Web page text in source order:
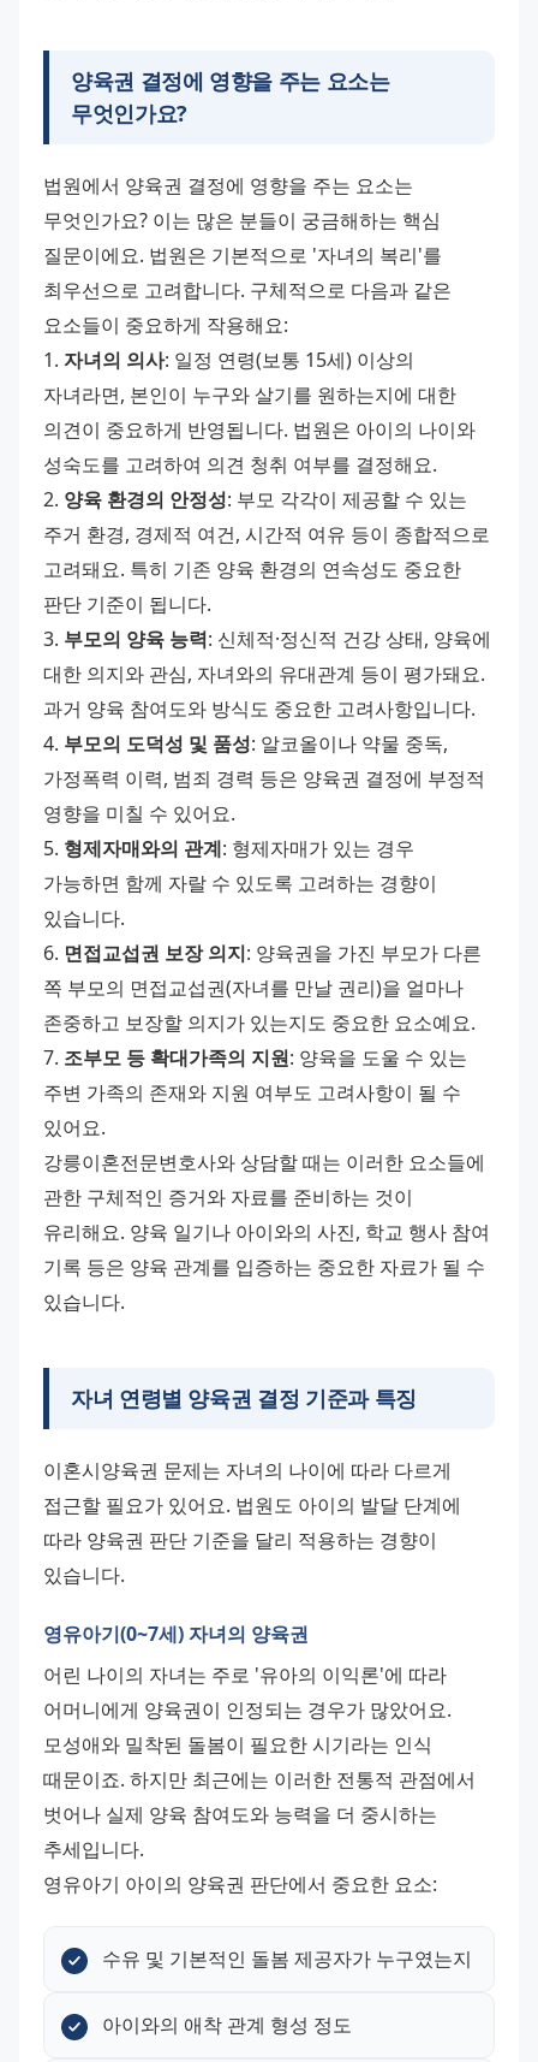
양육권 결정에 영향을 주는 요소는
무엇인가요?
법원에서 양육권 결정에 영향을 주는 요소는
무엇인가요? 이는 많은 분들이 궁금해하는 핵심
질문이에요. 법원은 기본적으로 '자녀의 복리'를
최우선으로 고려합니다. 구체적으로 다음과 같은
요소들이 중요하게 작용해요:
1. 자녀의 의사: 일정 연령(보통 15세) 이상의
자녀라면, 본인이 누구와 살기를 원하는지에 대한
의견이 중요하게 반영됩니다. 법원은 아이의 나이와
성숙도를 고려하여 의견 청취 여부를 결정해요.
2. 양육 환경의 안정성: 부모 각각이 제공할 수 있는
주거 환경, 경제적 여건, 시간적 여유 등이 종합적으로
고려돼요. 특히 기존 양육 환경의 연속성도 중요한
판단 기준이 됩니다.
3. 부모의 양육 능력: 신체적·정신적 건강 상태, 양육에
대한 의지와 관심, 자녀와의 유대관계 등이 평가돼요.
과거 양육 참여도와 방식도 중요한 고려사항입니다.
4. 부모의 도덕성 및 품성: 알코올이나 약물 중독,
가정폭력 이력, 범죄 경력 등은 양육권 결정에 부정적
영향을 미칠 수 있어요.
5. 형제자매와의 관계: 형제자매가 있는 경우
가능하면 함께 자랄 수 있도록 고려하는 경향이
있습니다.
6. 면접교섭권 보장 의지: 양육권을 가진 부모가 다른
쪽 부모의 면접교섭권(자녀를 만날 권리)을 얼마나
존중하고 보장할 의지가 있는지도 중요한 요소예요.
7. 조부모 등 확대가족의 지원: 양육을 도울 수 있는
주변 가족의 존재와 지원 여부도 고려사항이 될 수
있어요.
강릉이혼전문변호사와 상담할 때는 이러한 요소들에
관한 구체적인 증거와 자료를 준비하는 것이
유리해요. 양육 일기나 아이와의 사진, 학교 행사 참여
기록 등은 양육 관계를 입증하는 중요한 자료가 될 수
있습니다.
자녀 연령별 양육권 결정 기준과 특징
이혼시양육권 문제는 자녀의 나이에 따라 다르게
접근할 필요가 있어요. 법원도 아이의 발달 단계에
따라 양육권 판단 기준을 달리 적용하는 경향이
있습니다.
영유아기(0~7세) 자녀의 양육권
어린 나이의 자녀는 주로 '유아의 이익론'에 따라
어머니에게 양육권이 인정되는 경우가 많았어요.
모성애와 밀착된 돌봄이 필요한 시기라는 인식
때문이죠. 하지만 최근에는 이러한 전통적 관점에서
벗어나 실제 양육 참여도와 능력을 더 중시하는
추세입니다.
영유아기 아이의 양육권 판단에서 중요한 요소:
수유 및 기본적인 돌봄 제공자가 누구였는지
아이와의 애착 관계 형성 정도